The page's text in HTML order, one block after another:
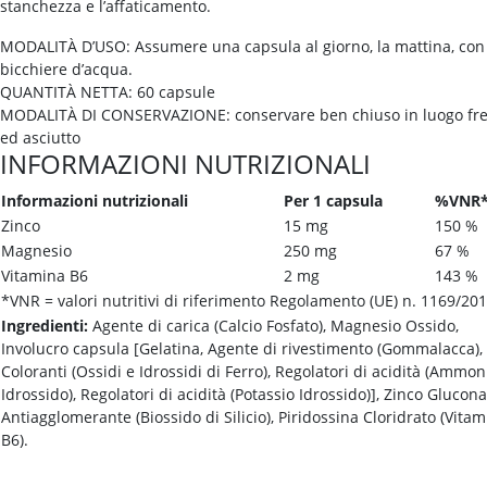
stanchezza e l’affaticamento.
MODALITÀ D’USO: Assumere una capsula al giorno, la mattina,
bicchiere d’acqua.
QUANTITÀ NETTA: 60 capsule
MODALITÀ DI CONSERVAZIONE: conservare ben chiuso in luogo
ed asciutto
INFORMAZIONI NUTRIZIONALI
Informazioni nutrizionali Per 1 capsula
Zinco
15 mg
150 %
Magnesio
250 mg
67 %
Vitamina B6
2 mg
143 %
*VNR = valori nutritivi di riferimento Regolamento (UE) n. 1169/
Ingredienti: Agente di carica (Calcio Fosfato), Magnesio Ossido,
Involucro capsula [Gelatina, Agente di rivestimento (Gommalacca),
Coloranti (Ossidi e Idrossidi di Ferro), Regolatori di acidità
Idrossido), Regolatori di acidità (Potassio Idrossido)], Zinco
Antiagglomerante (Biossido di Silicio), Piridossina Cloridrato
B6).